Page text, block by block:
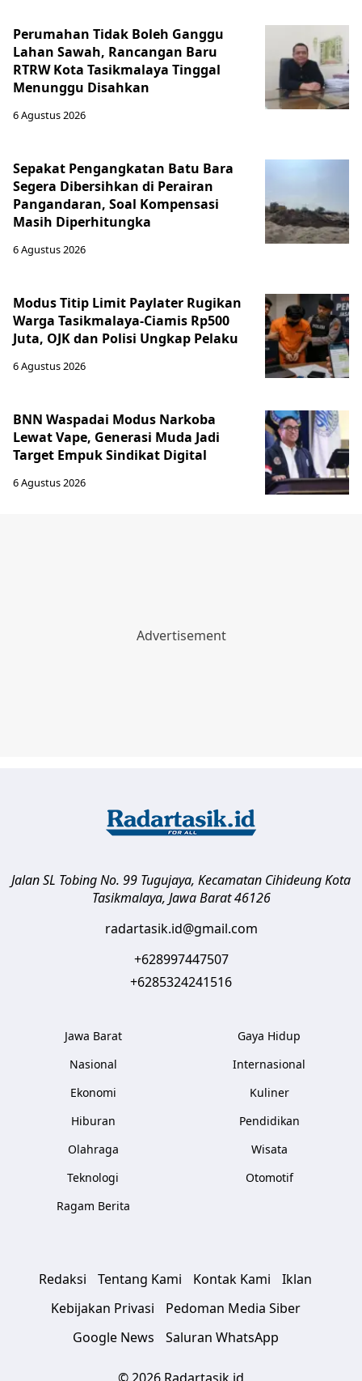
Perumahan Tidak Boleh Ganggu
Lahan Sawah, Rancangan Baru
RTRW Kota Tasikmalaya Tinggal
Menunggu Disahkan
6 Agustus 2026
Sepakat Pengangkatan Batu Bara
Segera Dibersihkan di Perairan
Pangandaran, Soal Kompensasi
Masih Diperhitungka
6 Agustus 2026
Modus Titip Limit Paylater Rugikan
Warga Tasikmalaya-Ciamis Rp500
Juta, OJK dan Polisi Ungkap Pelaku
6 Agustus 2026
BNN Waspadai Modus Narkoba
Lewat Vape, Generasi Muda Jadi
Target Empuk Sindikat Digital
6 Agustus 2026
Jalan SL Tobing No. 99 Tugujaya, Kecamatan CihideungKota
Tasikmalaya, Jawa Barat 46126
radartasik.id@gmail.com
+628997447507
+6285324241516
Jawa Barat
Nasional
Ekonomi
Hiburan
Olahraga
Teknologi
Ragam Berita
Gaya Hidup
Internasional
Kuliner
Pendidikan
Wisata
Otomotif
Redaksi Tentang Kami Kontak Kami
Iklan
Kebijakan Privasi
Pedoman Media Siber
Google News
Saluran WhatsApp